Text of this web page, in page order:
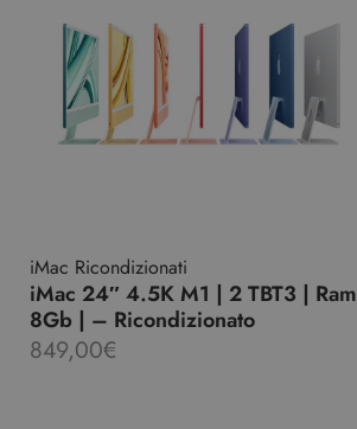
iMac Ricondizionati
iMac 24″ 4.5K M1 | 2 TBT3 | Ram
8Gb | – Ricondizionato
849,00€